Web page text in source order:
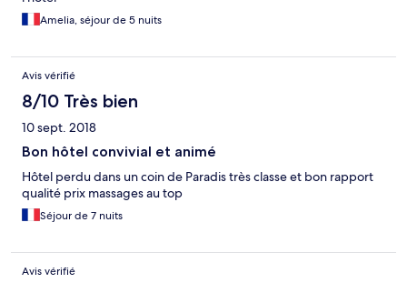
Amelia, séjour de 5 nuits
Avis vérifié
8/10 Très bien
10 sept. 2018
Bon hôtel convivial et animé
Hôtel perdu dans un coin de Paradis très classe et bon rapport
qualité prix massages au top
Séjour de 7 nuits
Avis vérifié